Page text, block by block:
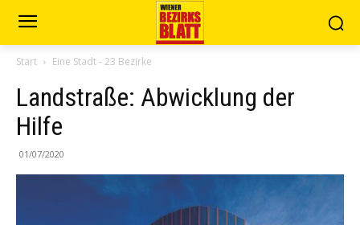
Start Eine Stadt - 23 Bezirke
Landstraße: Abwicklung der
Hilfe
01/07/2020